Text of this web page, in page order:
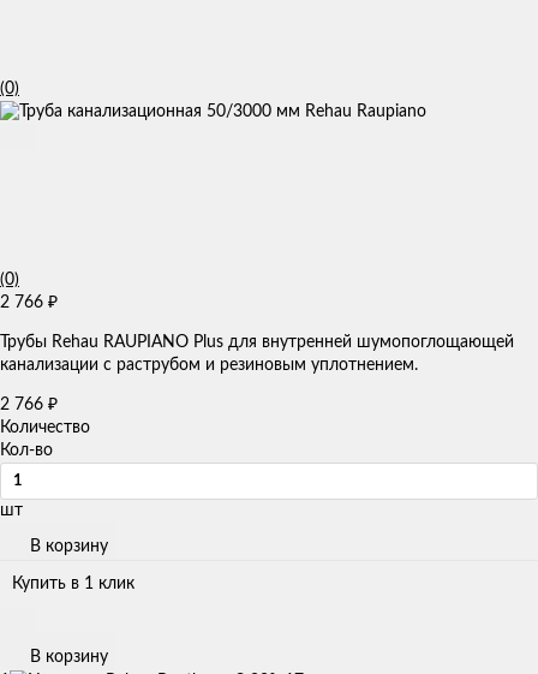
(0)
(0)
2 766 ₽
Трубы Rehau RAUPIANO Plus для внутренней шумопоглощающей
канализации с раструбом и резиновым уплотнением.
2 766 ₽
Количество
Кол-во
шт
В корзину
Купить в 1 клик
В корзину